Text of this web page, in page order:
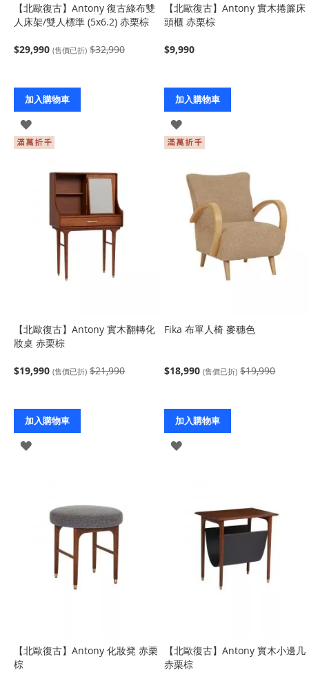
【北歐復古】Antony 復古綠布雙
人床架/雙人標準 (5x6.2) 赤栗棕
$29,990 (售價已折) $32,990
加入購物車
登
入
【北歐復古】Antony 實木捲簾床
頭櫃 赤栗棕
$9,990
加入購物車
登
入
【北歐復古】Antony 實木翻轉化
妝桌 赤栗棕
$19,990 (售價已折) $21,990
加入購物車
登
Fika 布單人椅 麥穗色
$18,990 (售價已折) $19,990
加入購物車
登
【北歐復古】Antony 化妝凳 赤栗
棕
【北歐復古】Antony 實木小邊几
赤栗棕